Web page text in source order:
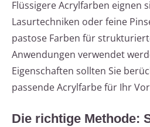
Flüssigere Acrylfarben eignen
Lasurtechniken oder feine
pastose Farben für
Anwendungen verwendet
Eigenschaften sollten Sie
passende Acrylfarbe für Ihr
Die richtige Methode: